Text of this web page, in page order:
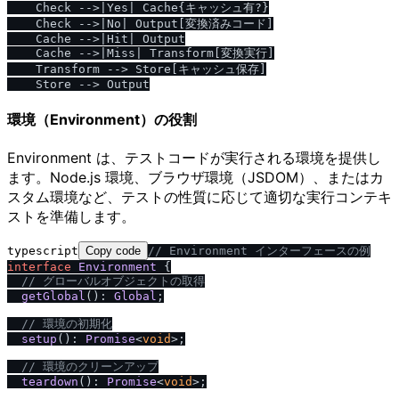
    Check -->|Yes| Cache{キャッシュ有?}
    Check -->|No| Output[変換済みコード]
    Cache -->|Hit| Output
    Cache -->|Miss| Transform[変換実行]
    Transform --> Store[キャッシュ保存]
環境（Environment）の役割
Environment は、テストコードが実行される環境を提供し
ます。Node.js 環境、ブラウザ環境（JSDOM）、またはカ
スタム環境など、テストの性質に応じて適切な実行コンテキ
ストを準備します。
typescript Copy code / / Environment インターフェースの例
interface
Environment {
/ / グローバルオブジェクトの取得
getGlobal (): Global ;
/ / 環境の初期化
setup (): Promise<void>;
/ / 環境のクリーンアップ
teardown (): Promise<void>;